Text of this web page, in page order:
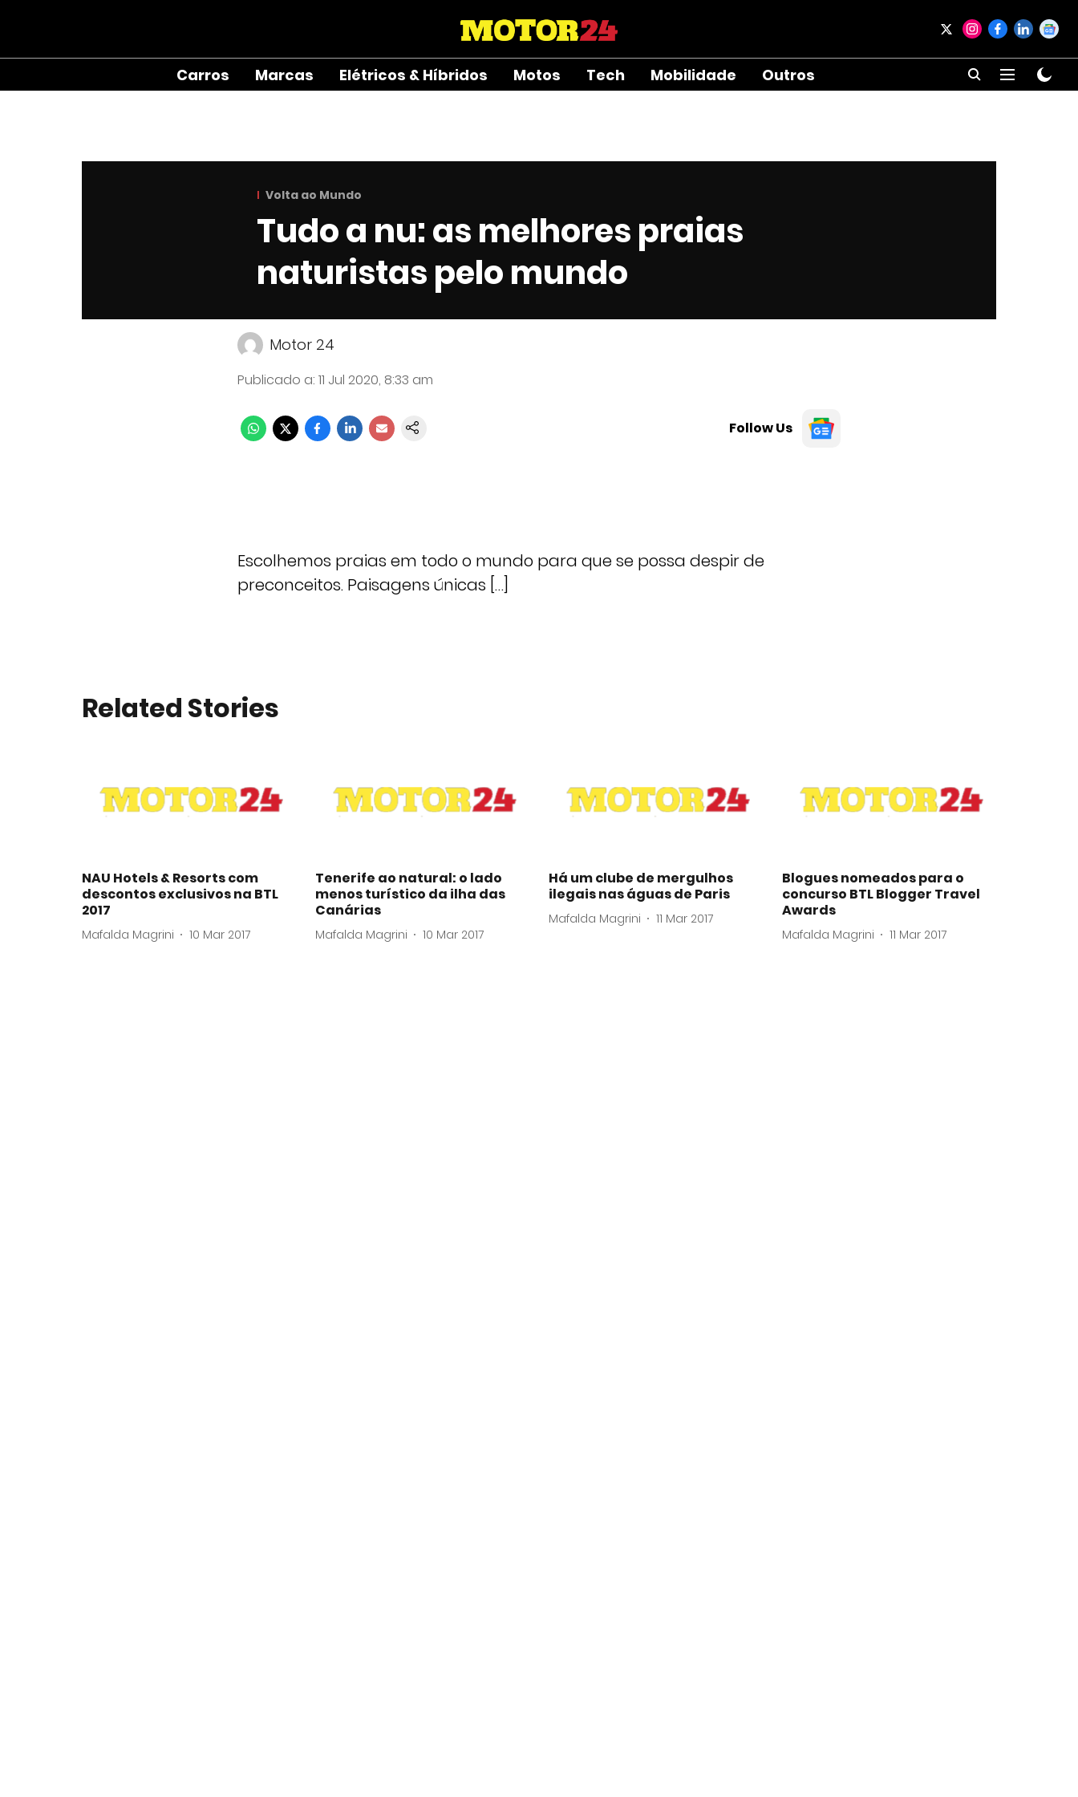
Carros Marcas Elétricos & Híbridos Motos Tech Mobilidade Outros
Volta ao Mundo
Tudo a nu: as melhores praias
naturistas pelo mundo
Motor 24
Publicado a: 11 Jul 2020, 8:33 am
Follow Us
Escolhemos praias em todo o mundo para que se possa despir de
preconceitos. Paisagens únicas […]
Related Stories
NAU Hotels & Resorts com
descontos exclusivos na BTL
2017
Mafalda Magrini 10 Mar 2017
Tenerife ao natural: o lado
menos turístico da ilha das
Canárias
Mafalda Magrini 10 Mar 2017
Há um clube de mergulhos
ilegais nas águas de Paris
Mafalda Magrini 11 Mar 2017
Blogues nomeados para o
concurso BTL Blogger Travel
Awards
Mafalda Magrini 11 Mar 2017